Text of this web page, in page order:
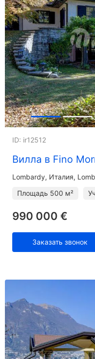
Вилла в Fino
ID: ir12512
Lombardy Италия,
Площадь 500 м²
990 000 €
Заказать звонок